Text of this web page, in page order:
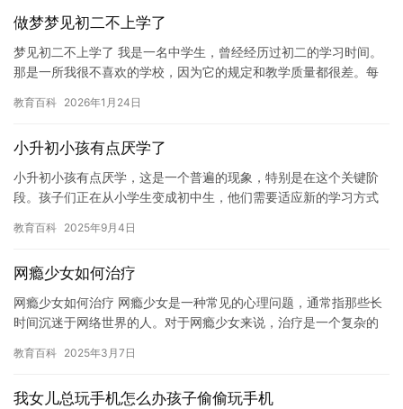
做梦梦见初二不上学了
梦见初二不上学了 我是一名中学生，曾经经历过初二的学习时间。
那是一所我很不喜欢的学校，因为它的规定和教学质量都很差。每
还…
教育百科 2026年1月24日
小升初小孩有点厌学了
小升初小孩有点厌学，这是一个普遍的现象，特别是在这个关键阶
段。孩子们正在从小学生变成初中生，他们需要适应新的学习方式
们失去…
教育百科 2025年9月4日
网瘾少女如何治疗
网瘾少女如何治疗 网瘾少女是一种常见的心理问题，通常指那些长
时间沉迷于网络世界的人。对于网瘾少女来说，治疗是一个复杂的
帮助…
教育百科 2025年3月7日
我女儿总玩手机怎么办孩子偷偷玩手机